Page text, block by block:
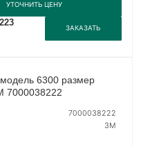
УТОЧНИТЬ ЦЕНУ
ЗАКАЗАТЬ
6300 размер
7000038222
7000038222
3М